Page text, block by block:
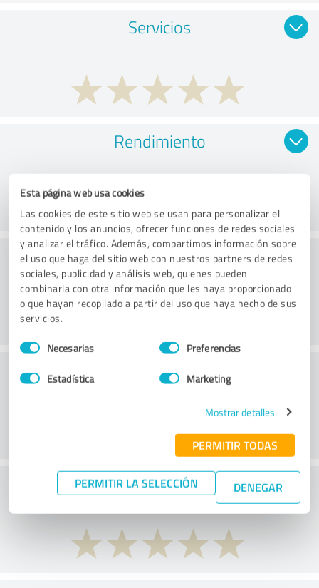
Esta página web usa cookies
Las cookies de este sitio web se usan para personalizar el
contenido y los anuncios, ofrecer funciones de redes sociales
y analizar el tráfico. Además, compartimos información sobre
el uso que haga del sitio web con nuestros partners de redes
sociales, publicidad y análisis web, quienes pueden
combinarla con otra información que les haya proporcionado
o que hayan recopilado a partir del uso que haya hecho de sus
servicios.
Selección
de
Necesarias Preferencias
Estadística Marketing
Mostrar detalles
PERMITIR TODAS
PERMITIR LA SELECCIÓN DENEGAR
Servicios
Rendimiento
Consultoría
Servicio de atención al cliente
¿Qué te parece la relación calidad-precio?